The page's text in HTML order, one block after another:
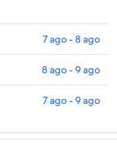
7 ago - 8 ago
8 ago - 9 ago
7 ago - 9 ago